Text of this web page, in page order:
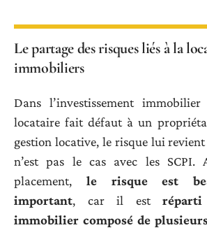
Le partage des risques liés à la
immobiliers
Dans l’investissement
locataire fait défaut à un
gestion locative, le risque lui
n’est pas le cas avec les SCPI.
placement, le risque est
important, car il est
immobilier composé de